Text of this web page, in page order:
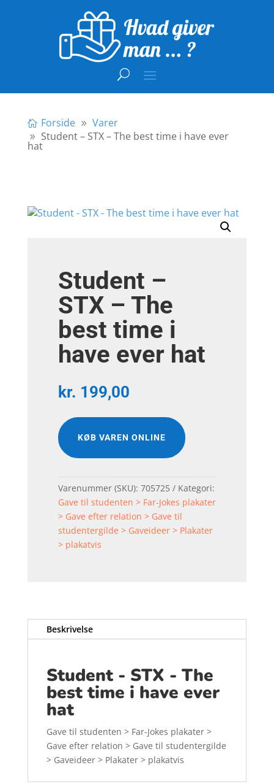
Forside
Varer
Student – STX – The best time i have ever
hat
Student –
STX – The
best time i
have ever hat
kr. 199,00
KØB VAREN ONLINE
Varenummer (SKU): 705725
Kategori:
Gave til studenten > Far-Jokes plakater
> Gave efter relation > Gave til
studentergilde > Gaveideer > Plakater
> plakatvis
Beskrivelse
Student - STX - The
best time i have ever
hat
Gave til studenten > Far-Jokes plakater >
Gave efter relation > Gave til studentergilde
> Gaveideer > Plakater > plakatvis